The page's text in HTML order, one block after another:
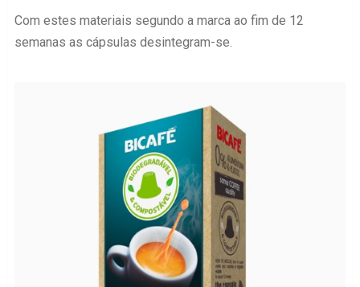
Com estes materiais segundo a marca ao fim de 12
semanas as cápsulas desintegram-se.